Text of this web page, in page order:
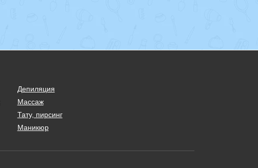
Депиляция
Массаж
Тату, пирсинг
Маникюр